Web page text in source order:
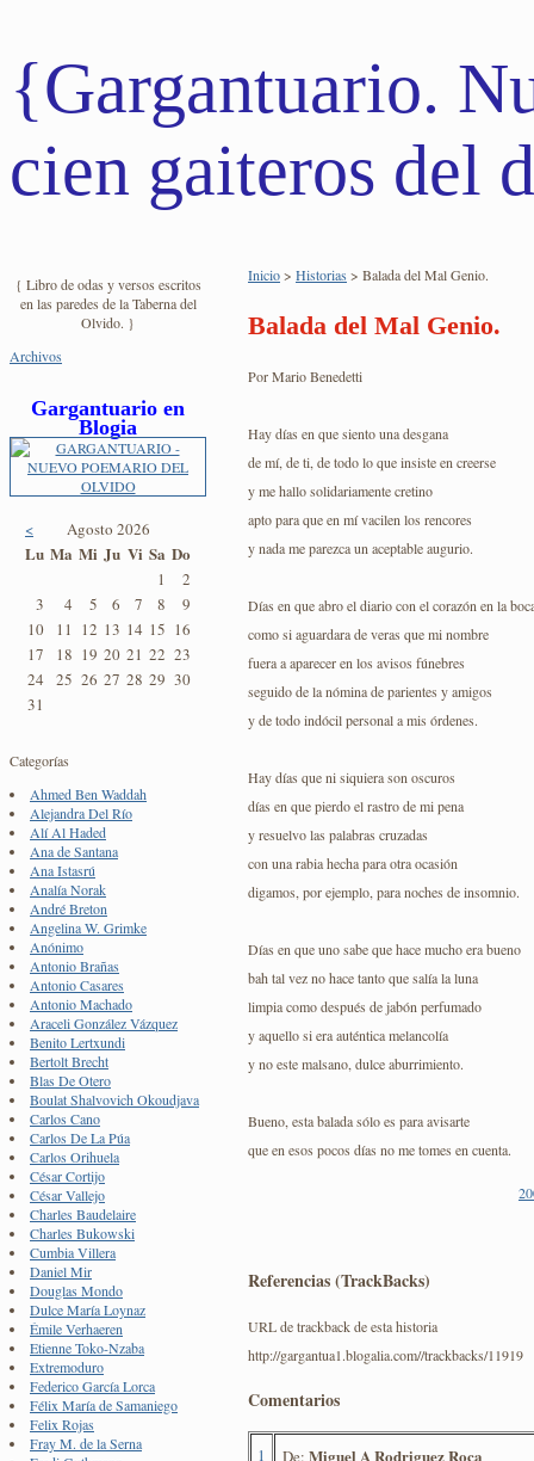
{Gargantuario.
cien gaiteros del
{ Libro de odas y versos escritos
en las paredes de la Taberna del
Olvido. }
Archivos
Gargantuario en
Blogia
< Agosto 2026
Lu Ma Mi Ju Vi Sa Do
1
2
3
4 5 6 7 8
9
10
11 12 13 14 15 16
17
18 19 20 21 22 23
24
25 26 27 28 29 30
31
Categorías
Ahmed Ben Waddah
Alejandra Del Río
Alí Al Haded
Ana de Santana
Ana Istasrú
Analía Norak
André Breton
Angelina W. Grimke
Anónimo
Antonio Brañas
Antonio Casares
Antonio Machado
Araceli González Vázquez
Benito Lertxundi
Bertolt Brecht
Blas De Otero
Boulat Shalvovich Okoudjava
Carlos Cano
Carlos De La Púa
Carlos Orihuela
César Cortijo
César Vallejo
Charles Baudelaire
Charles Bukowski
Cumbia Villera
Daniel Mir
Douglas Mondo
Dulce María Loynaz
Émile Verhaeren
Etienne Toko-Nzaba
Extremoduro
Federico García Lorca
Félix María de Samaniego
Felix Rojas
Fray M. de la Serna
Inicio> Historias > Balada del Mal Genio.
Balada del Mal Genio.
Por Mario Benedetti
Hay días en que siento una desgana
de mí, de ti, de todo lo que insiste en creerse
y me hallo solidariamente cretino
apto para que en mí vacilen los rencores
y nada me parezca un aceptable augurio.
Días en que abro el diario con el corazón en la
como si aguardara de veras que mi nombre
fuera a aparecer en los avisos fúnebres
seguido de la nómina de parientes y amigos
y de todo indócil personal a mis órdenes.
Hay días que ni siquiera son oscuros
días en que pierdo el rastro de mi pena
y resuelvo las palabras cruzadas
con una rabia hecha para otra ocasión
digamos, por ejemplo, para noches de insomnio.
Días en que uno sabe que hace mucho era bueno
bah tal vez no hace tanto que salía la luna
limpia como después de jabón perfumado
y aquello si era auténtica melancolía
y no este malsano, dulce aburrimiento.
Bueno, esta balada sólo es para avisarte
que en esos pocos días no me tomes en cuenta.
Referencias (TrackBacks)
URL de trackback de esta historia
http://gargantua1.blogalia.com//trackbacks/11919
Comentarios
1 De: Miguel A Rodriguez Roca